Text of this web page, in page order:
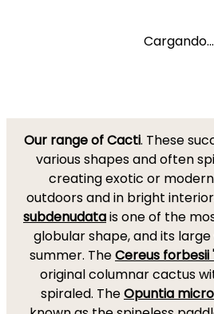
Cargando...
Our range of Cacti. These
various shapes and often
creating exotic or
outdoors and in bright
subdenudatais one of the
globular shape, and its
summer. TheCereus forbesii
original columnar cactus
spiraled. TheOpuntia